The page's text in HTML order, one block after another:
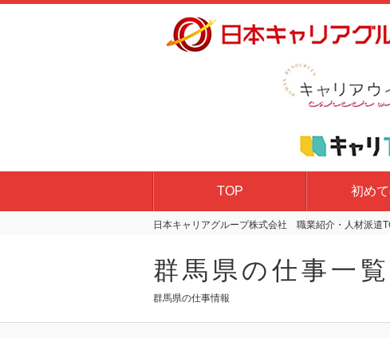
TOP 初め
日本キャリアグループ株式会社 職業紹介・人材派遣
群馬県の仕事一覧
群馬県の仕事情報